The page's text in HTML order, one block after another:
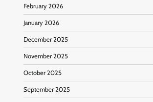
February 2026
January 2026
December 2025
November 2025
October 2025
September 2025